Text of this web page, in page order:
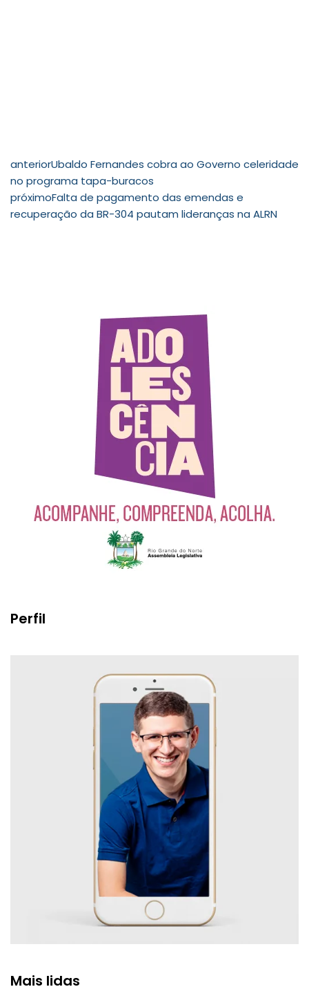
anteriorUbaldo Fernandes cobra ao Governo celeridade
no programa tapa-buracos
próximoFalta de pagamento das emendas e
recuperação da BR-304 pautam lideranças na ALRN
Perfil
Mais lidas